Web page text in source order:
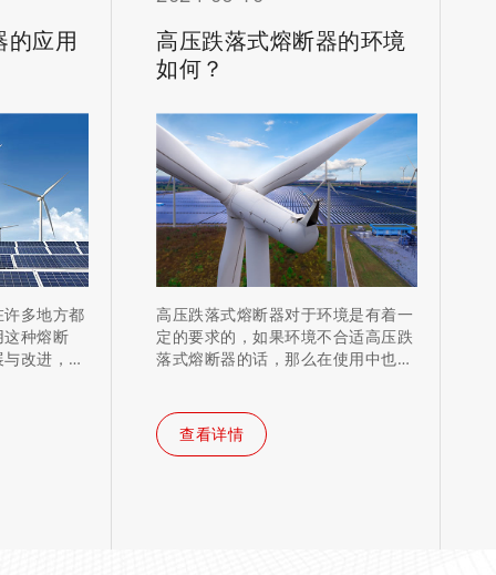
的应用
多地方都
种熔断
改进，那
高压跌落式熔断器的环境
如何？
高压跌落式熔断器对于环境是有着一
定的要求的，如果环境不合适高压跌
落式熔断器的话，那么在使用中也容
查看详情